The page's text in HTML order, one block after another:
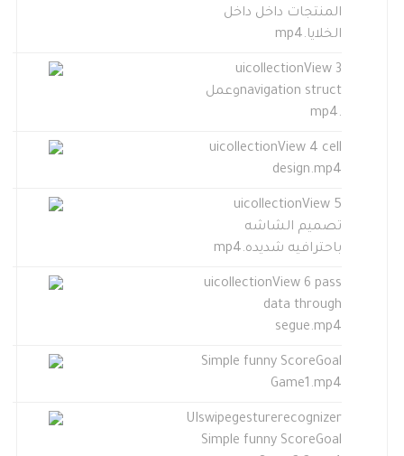
المنتجات داخل داخل
الخلايا.mp4
uicollectionView 3
navigation structوعمل
.mp4
uicollectionView 4 cell
design.mp4
uicollectionView 5
تصميم الشاشه
باحترافيه شديده.mp4
uicollectionView 6 pass
data through
segue.mp4
Simple funny ScoreGoal
Game1.mp4
UIswipegesturerecognizer
Simple funny ScoreGoal